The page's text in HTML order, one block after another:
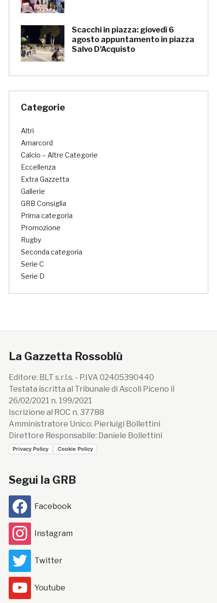
Scacchi in piazza: giovedì 6
agosto appuntamento in piazza
Salvo D’Acquisto
Categorie
Altri
Amarcord
Calcio – Altre Categorie
Eccellenza
Extra Gazzetta
Gallerie
GRB Consiglia
Prima categoria
Promozione
Rugby
Seconda categoria
Serie C
Serie D
La Gazzetta Rossoblù
Editore: BLT s.r.l.s. - P.IVA 02405390440
Testata iscritta al Tribunale di Ascoli Piceno il
26/02/2021 n. 199/2021
Iscrizione al ROC n. 37788
Amministratore Unico: Pierluigi Bollettini
Direttore Responsabile: Daniele Bollettini
Privacy Policy Cookie Policy
Segui la GRB
Facebook
Instagram
Twitter
Youtube